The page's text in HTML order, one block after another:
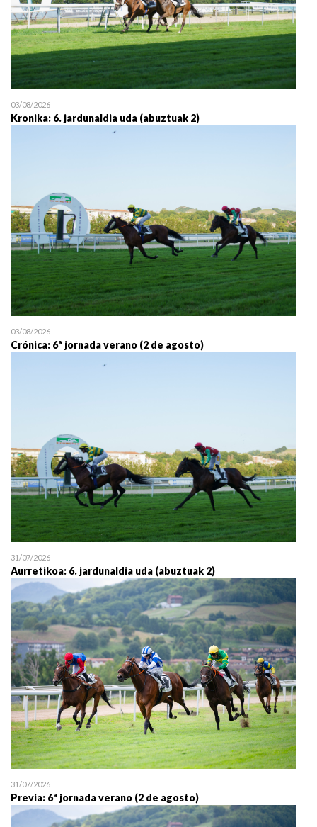
03/08/2026
Kronika: 6. jardunaldia uda (abuztuak 2)
03/08/2026
Crónica: 6ª jornada verano (2 de agosto)
31/07/2026
Aurretikoa: 6. jardunaldia uda (abuztuak 2)
31/07/2026
Previa: 6ª jornada verano (2 de agosto)